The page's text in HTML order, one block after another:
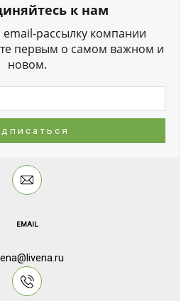
к нам
рассылку компании
первым о самом важном и
новом.
EMAIL